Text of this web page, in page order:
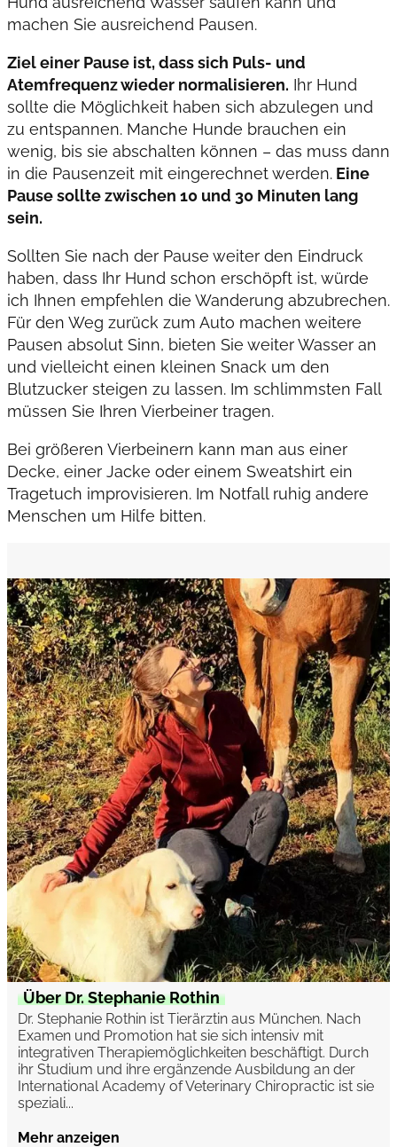
machen Sie ausreichend Pausen.
Ziel einer Pause ist, dass sich Puls- und
Atemfrequenz wieder normalisieren. Ihr Hund
sollte die Möglichkeit haben sich abzulegen und
zu entspannen. Manche Hunde brauchen ein
wenig, bis sie abschalten können – das muss dann
in die Pausenzeit mit eingerechnet werden. Eine
Pause sollte zwischen 10 und 30 Minuten lang
sein.
Sollten Sie nach der Pause weiter den Eindruck
haben, dass Ihr Hund schon erschöpft ist, würde
ich Ihnen empfehlen die Wanderung abzubrechen.
Für den Weg zurück zum Auto machen weitere
Pausen absolut Sinn, bieten Sie weiter Wasser an
und vielleicht einen kleinen Snack um den
Blutzucker steigen zu lassen. Im schlimmsten Fall
müssen Sie Ihren Vierbeiner tragen.
Bei größeren Vierbeinern kann man aus einer
Decke, einer Jacke oder einem Sweatshirt ein
Tragetuch improvisieren. Im Notfall ruhig andere
Menschen um Hilfe bitten.
Über Dr. Stephanie Rothin
Dr. Stephanie Rothin ist Tierärztin aus München. Nach
Examen und Promotion hat sie sich intensiv mit
integrativen Therapiemöglichkeiten beschäftigt. Durch
ihr Studium und ihre ergänzende Ausbildung an der
International Academy of Veterinary Chiropractic ist sie
speziali...
Mehr anzeigen